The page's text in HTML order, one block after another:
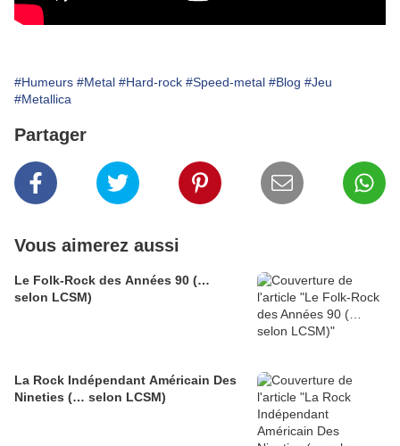
#Humeurs #Metal #Hard-rock #Speed-metal #Blog #Jeu
#Metallica
Partager
Vous aimerez aussi
Le Folk-Rock des Années 90 (…
selon LCSM)
La Rock Indépendant Américain Des
Nineties (… selon LCSM)